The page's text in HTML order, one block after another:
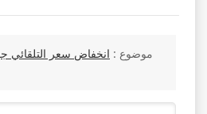
موضوع : انخفاض سعر التلقائي